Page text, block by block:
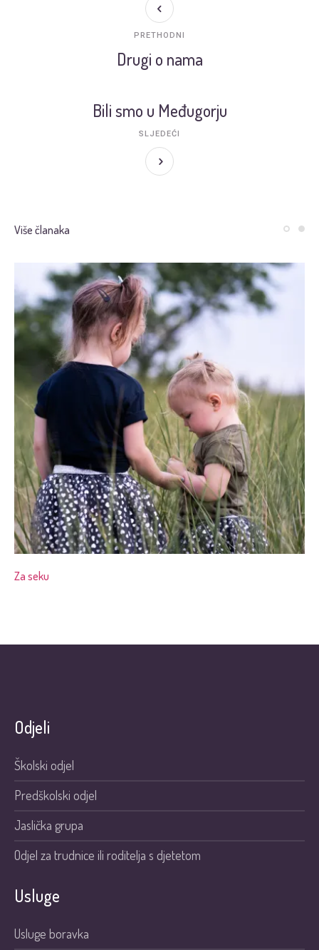
Drugi o nama
PRETHODNI
Bili smo u Međugorju
SLJEDEĆI
Više članaka
Za seku
Odjeli
Školski odjel
Predškolski odjel
Jaslička grupa
Odjel za trudnice ili roditelja s djetetom
Usluge
Usluge boravka